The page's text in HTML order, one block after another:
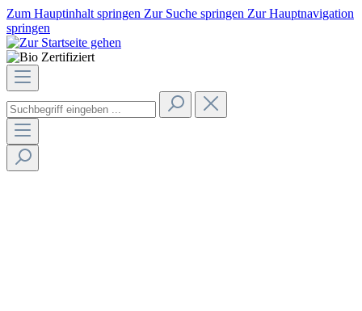
Zum Hauptinhalt springen Zur Suche springen Zur Hauptnavigation
springen